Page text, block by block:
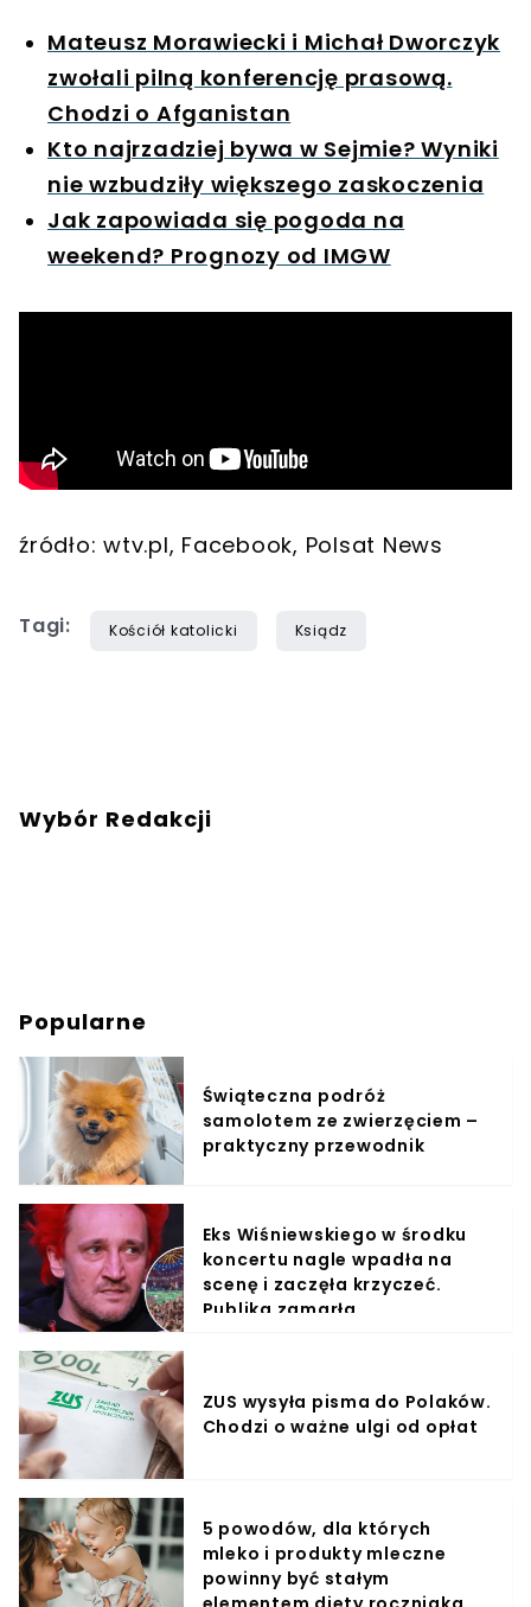
Mateusz Morawiecki i Michał Dworczyk
zwołali pilną konferencję prasową.
Chodzi o Afganistan
Kto najrzadziej bywa w Sejmie? Wyniki
nie wzbudziły większego zaskoczenia
Jak zapowiada się pogoda na
weekend? Prognozy od IMGW
źródło: wtv.pl, Facebook, Polsat News
Tagi: Kościół katolicki Ksiądz
Wybór Redakcji
Popularne
Świąteczna podróż
samolotem ze zwierzęciem –
praktyczny przewodnik
Eks Wiśniewskiego w środku
koncertu nagle wpadła na
scenę i zaczęła krzyczeć.
Publika zamarła
ZUS wysyła pisma do Polaków.
Chodzi o ważne ulgi od opłat
5 powodów, dla których
mleko i produkty mleczne
powinny być stałym